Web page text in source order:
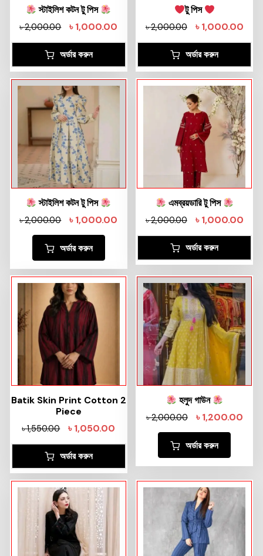
স্টাইলিশ কটন টু পিস
৳2,000.00 ৳1,000.00
অর্ডার করুন
টু পিস
৳2,000.00 ৳1,000.00
অর্ডার করুন
স্টাইলিশ কটন টু পিস
৳2,000.00 ৳1,000.00
অর্ডার করুন
এমব্রয়ডারি টু পিস
৳2,000.00 ৳1,000.00
অর্ডার করুন
Batik Skin Print Cotton 2
Piece
৳1,550.00 ৳1,050.00
অর্ডার করুন
হলুদ গাউন
৳2,000.00 ৳1,200.00
অর্ডার করুন